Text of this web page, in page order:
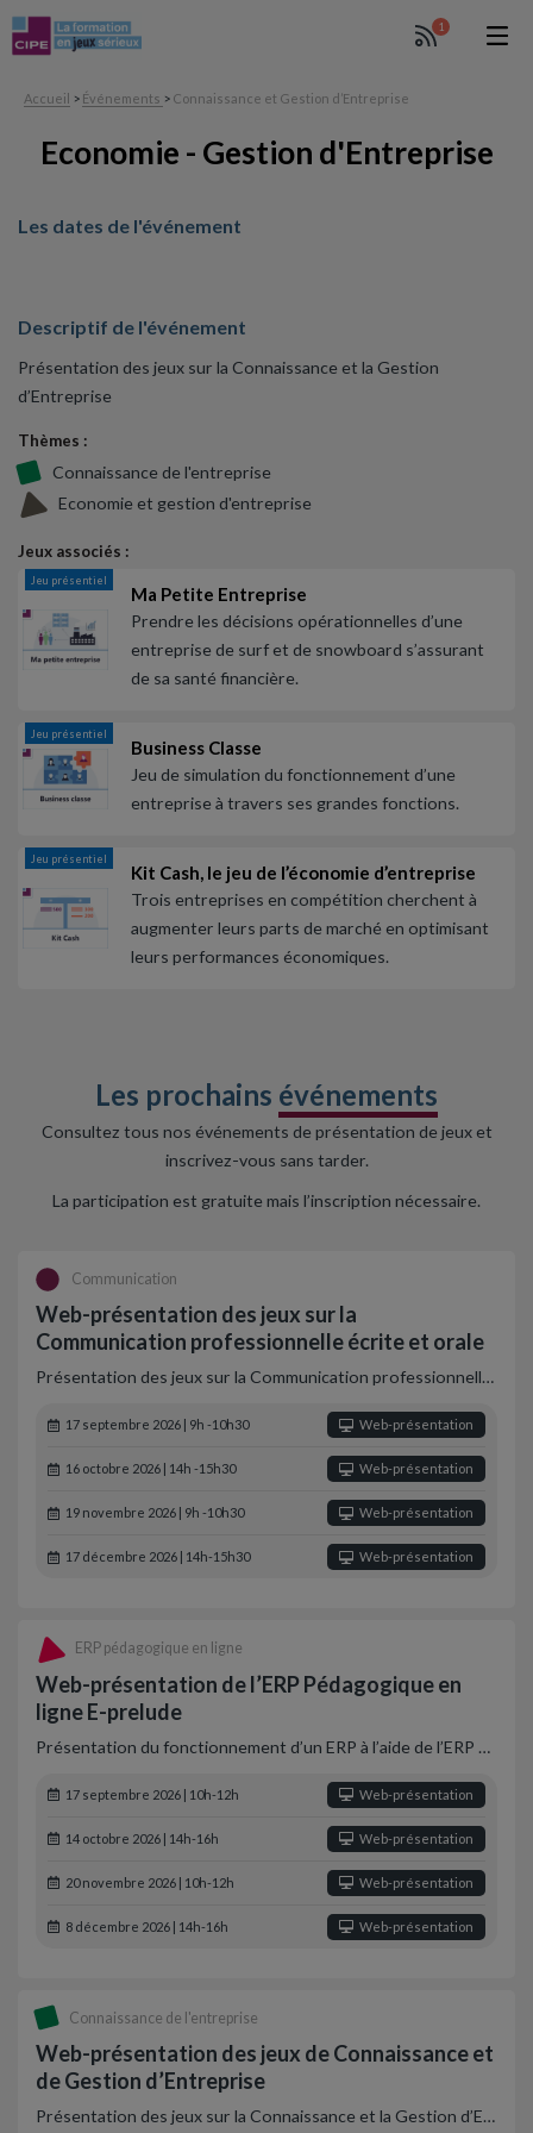
1
Accueil > Événements > Connaissance et Gestion d’Entreprise
Economie - Gestion d'Entreprise
Les dates de l'événement
Descriptif de l'événement
Présentation des jeux sur la Connaissance et la Gestion
d’Entreprise
Thèmes :
Connaissance de l'entreprise
Economie et gestion d'entreprise
Jeux associés :
Jeu présentiel
Ma Petite Entreprise
Prendre les décisions opérationnelles d’une
entreprise de surf et de snowboard s’assurant
de sa santé financière.
Jeu présentiel
Business Classe
Jeu de simulation du fonctionnement d’une
entreprise à travers ses grandes fonctions.
Jeu présentiel
Kit Cash, le jeu de l’économie d’entreprise
Trois entreprises en compétition cherchent à
augmenter leurs parts de marché en optimisant
leurs performances économiques.
Les prochains événements
Consultez tous nos événements de présentation de jeux et
inscrivez-vous sans tarder.
La participation est gratuite mais l’inscription nécessaire.
Communication
Web-présentation des jeux sur la
Communication professionnelle écrite et orale
Présentation des jeux sur la Communication professionnell…
17 septembre 2026 | 9h -10h30 Web-présentation
16 octobre 2026 | 14h -15h30 Web-présentation
19 novembre 2026 | 9h -10h30 Web-présentation
17 décembre 2026 | 14h-15h30 Web-présentation
ERP pédagogique en ligne
Web-présentation de l’ERP Pédagogique en
ligne E-prelude
Présentation du fonctionnement d’un ERP à l’aide de l’ERP …
17 septembre 2026 | 10h-12h Web-présentation
14 octobre 2026 | 14h-16h Web-présentation
20 novembre 2026 | 10h-12h Web-présentation
8 décembre 2026 | 14h-16h Web-présentation
Connaissance de l'entreprise
Web-présentation des jeux de Connaissance et
de Gestion d’Entreprise
Présentation des jeux sur la Connaissance et la Gestion d’E…